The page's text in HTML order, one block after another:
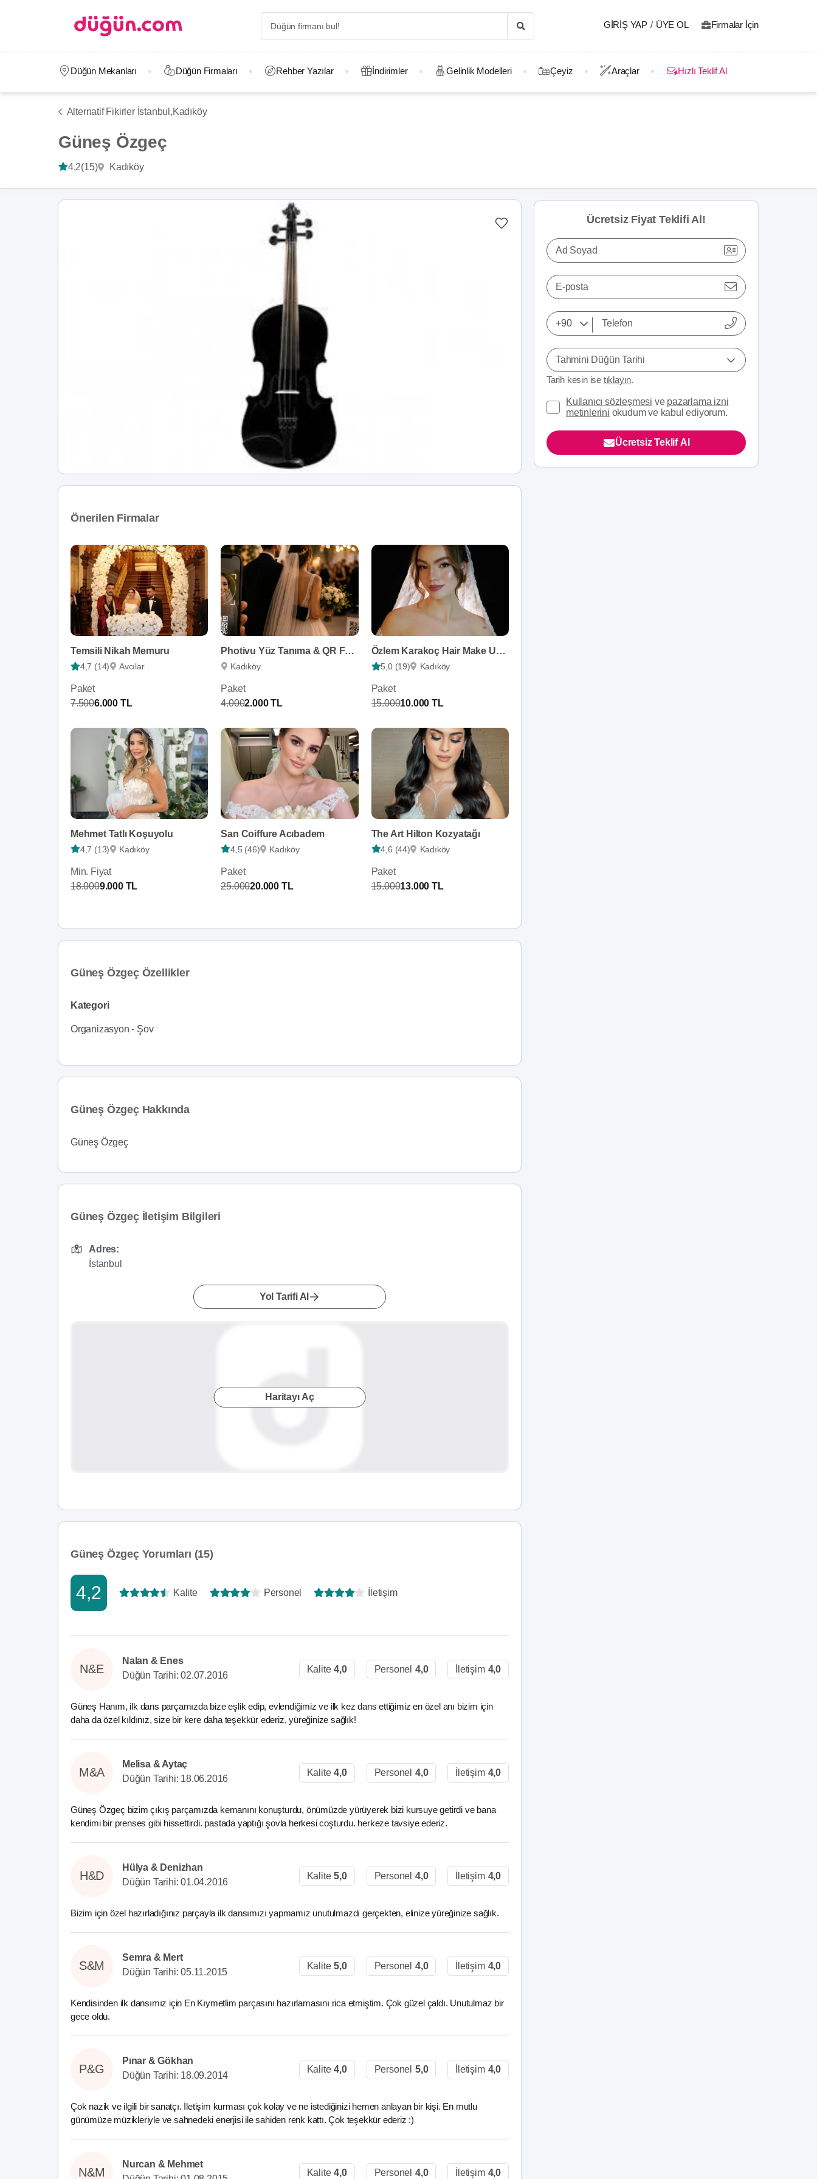
GIRIŞ YAP / ÜYE OL Firmalar İçin
Düğün Mekanları Düğün Firmaları Rehber Yazılar İndirimler Gelinlik Modelleri Çeyiz Araçlar Hızlı Teklif Al
Alternatif Fikirler İstanbul,Kadıköy
Güneş Özgeç
4,2(15) Kadıköy
Önerilen Firmalar
Temsili Nikah Memuru
4,7 (14) Avcılar
Paket
7.5006.000 TL
Photivu Yüz Tanıma & QR Fotoğraf İletimi
Kadıköy
Paket
4.0002.000 TL
Özlem Karakoç Hair Make Up Artist
5,0 (19) Kadıköy
Paket
15.00010.000 TL
Mehmet Tatlı Koşuyolu
4,7 (13) Kadıköy
Min. Fiyat
18.0009.000 TL
San Coiffure Acıbadem
4,5 (46) Kadıköy
Paket
25.00020.000 TL
The Art Hilton Kozyatağı
4,6 (44) Kadıköy
Paket
15.00013.000 TL
Güneş Özgeç Özellikler
Kategori
Organizasyon - Şov
Güneş Özgeç Hakkında
Güneş Özgeç
Güneş Özgeç İletişim Bilgileri
Adres:
İstanbul
Yol Tarifi Al
Haritayı Aç
Güneş Özgeç Yorumları (15)
4,2 Kalite Personel İletişim
N&E
Nalan & Enes
Düğün Tarihi: 02.07.2016
Kalite 4,0 Personel 4,0 İletişim 4,0
Güneş Hanım, ilk dans parçamızda bize eşlik edip, evlendiğimiz ve ilk kez dans ettiğimiz en özel anı bizim için
daha da özel kıldınız, size bir kere daha teşekkür ederiz, yüreğinize sağlık!
M&A
Melisa & Aytaç
Düğün Tarihi: 18.06.2016
Kalite 4,0 Personel 4,0 İletişim 4,0
Güneş Özgeç bizim çıkış parçamızda kemanını konuşturdu, önümüzde yürüyerek bizi kursuye getirdi ve bana
kendimi bir prenses gibi hissettirdi. pastada yaptığı şovla herkesi coşturdu. herkeze tavsiye ederiz.
H&D
Hülya & Denizhan
Düğün Tarihi: 01.04.2016
Kalite 5,0 Personel 4,0 İletişim 4,0
Bizim için özel hazırladığınız parçayla ilk dansımızı yapmamız unutulmazdı gerçekten, elinize yüreğinize sağlık.
S&M
Semra & Mert
Düğün Tarihi: 05.11.2015
Kalite 5,0 Personel 4,0 İletişim 4,0
Kendisinden ilk dansımız için En Kıymetlim parçasını hazırlamasını rica etmiştim. Çok güzel çaldı. Unutulmaz bir
gece oldu.
P&G
Pınar & Gökhan
Düğün Tarihi: 18.09.2014
Kalite 4,0 Personel 5,0 İletişim 4,0
Çok nazik ve ilgili bir sanatçı. İletişim kurması çok kolay ve ne istediğinizi hemen anlayan bir kişi. En mutlu
günümüze müzikleriyle ve sahnedeki enerjisi ile sahiden renk kattı. Çok teşekkür ederiz :)
N&M
Nurcan & Mehmet
Kalite 4,0 Personel 4,0 İletişim 4,0
Ücretsiz Fiyat Teklifi Al!
Ad Soyad
E-posta
Tahmini Düğün Tarihi
Tarih kesin ise tıklayın.
Kullanıcı sözleşmesi ve pazarlama izni
metinlerini okudum ve kabul ediyorum.
Ücretsiz Teklif Al